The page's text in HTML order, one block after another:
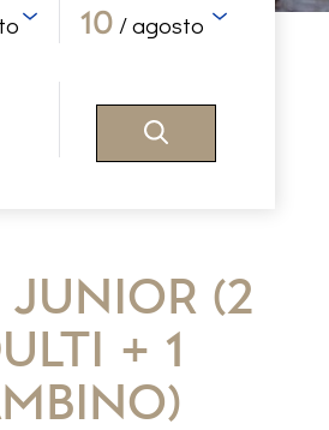
10 / agosto
Junior (2
+ 1